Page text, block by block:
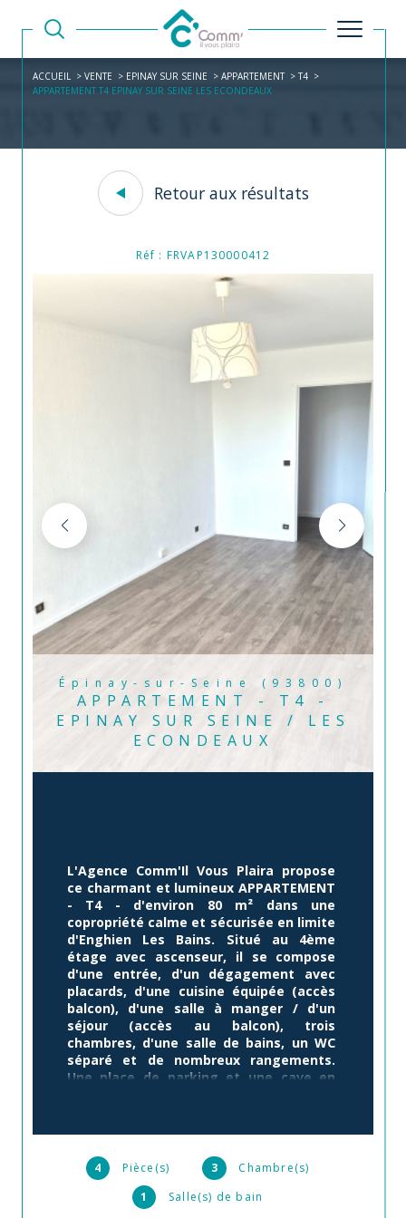
ACCUEIL VENTE EPINAY SUR SEINE APPARTEMENT
T4
APPARTEMENT T4 EPINAY SUR SEINE LES ECONDEAUX
Retour aux résultats
Réf : FRVAP130000412
Épinay-sur-Seine (93800)
APPARTEMENT - T4 -
EPINAY SUR SEINE / LES
ECONDEAUX
4 Pièce(s) 3
Chambre(s)
1
Salle(s) de bain
L'Agence Comm'Il Vous Plaira propose
ce charmant et lumineux APPARTEMENT
- T4 - d'environ 80 m² dans une
copropriété calme et sécurisée en limite
d'Enghien Les Bains. Situé au 4ème
étage avec ascenseur, il se compose
d'une entrée, d'un dégagement avec
placards, d'une cuisine équipée (accès
balcon), d'une salle à manger / d'un
séjour (accès au balcon), trois
chambres, d'une salle de bains, un WC
séparé et de nombreux rangements.
Une place de parking et une cave en
travaux à prévoir à ce jour.  Le lac
d'Enghien est à 8 minutes à pied et ses
commerces ainsi que la gare de la Barre